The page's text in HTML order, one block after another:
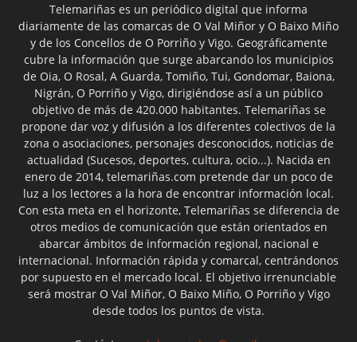
Telemariñas es un periódico digital que informa
diariamente de las comarcas de O Val Miñor y O Baixo Miño
y de los Concellos de O Porriño y Vigo. Geográficamente
cubre la información que surge abarcando los municipios
de Oia, O Rosal, A Guarda, Tomiño, Tui, Gondomar, Baiona,
Nigrán, O Porriño y Vigo, dirigiéndose así a un público
objetivo de más de 420.000 habitantes. Telemariñas se
propone dar voz y difusión a los diferentes colectivos de la
zona o asociaciones, personajes desconocidos, noticias de
actualidad (Sucesos, deportes, cultura, ocio...). Nacida en
enero de 2014, telemariñas.com pretende dar un poco de
luz a los lectores a la hora de encontrar información local.
Con esta meta en el horizonte, Telemariñas se diferencia de
otros medios de comunicación que están orientados en
abarcar ámbitos de información regional, nacional e
internacional. Información rápida y comarcal, centrándonos
por supuesto en el mercado local. El objetivo irrenunciable
será mostrar O Val Miñor, O Baixo Miño, O Porriño y Vigo
desde todos los puntos de vista.